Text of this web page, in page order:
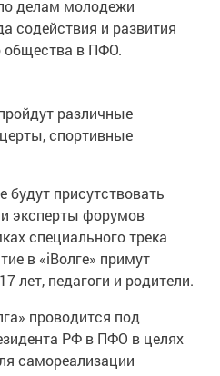
делам молодежи
содействия и развития
общества в ПФО.
различные
спортивные
будут присутствовать
эксперты форумов
специального трека
в «iВолге» примут
лет, педагоги и родители.
проводится под
РФ в ПФО в целях
самореализации